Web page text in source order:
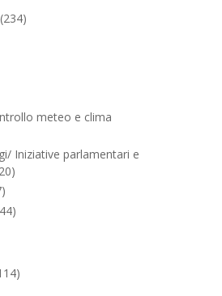
(234)
meteo e clima
Iniziative parlamentari e